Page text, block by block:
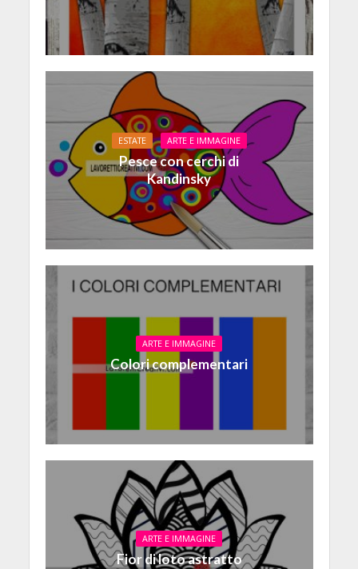
ESTATE ARTE E IMMAGINE
Pesce con cerchi di
Kandinsky
ARTE E IMMAGINE
Colori complementari
ARTE E IMMAGINE
Fior di loto astratto